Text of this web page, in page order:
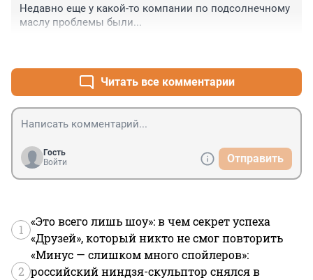
Недавно еще у какой-то компании по подсолнечному
маслу проблемы были...
Читать все комментарии
Гость
Войти
Отправить
1
«Это всего лишь шоу»: в чем секрет успеха
«Друзей», который никто не смог повторить
2
«Минус — слишком много спойлеров»:
российский ниндзя-скульптор снялся в